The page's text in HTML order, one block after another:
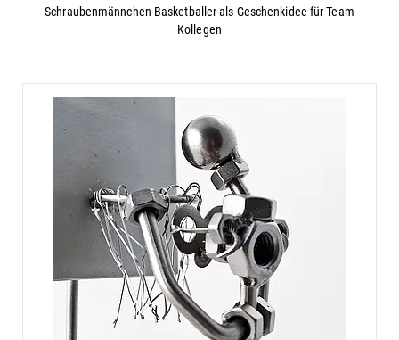
Schraubenmännchen Basketballer als Geschenkidee für Team
Kollegen